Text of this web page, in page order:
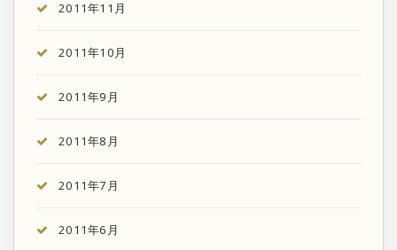
2011年11月
2011年10月
2011年9月
2011年8月
2011年7月
2011年6月